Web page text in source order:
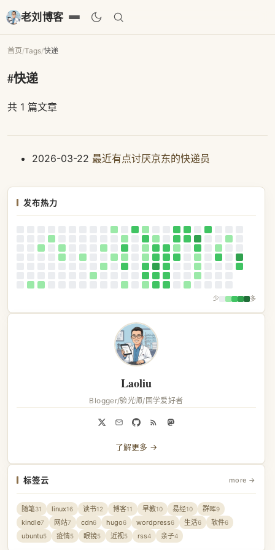
老刘博客
首页/Tags/快递
#快递
共 1 篇文章
2026-03-22 最近有点讨厌京东的快递员
发布热力
少 多
Laoliu
Blogger/验光师/国学爱好者
了解更多 →
标签云 more →
随笔31 linux16 读书12 博客11 早教10 易经10 群晖9
kindle7 网站7 cdn6 hugo6 wordpress6 生活6 软件6
ubuntu5 疫情5 眼镜5 近视5 rss4 亲子4